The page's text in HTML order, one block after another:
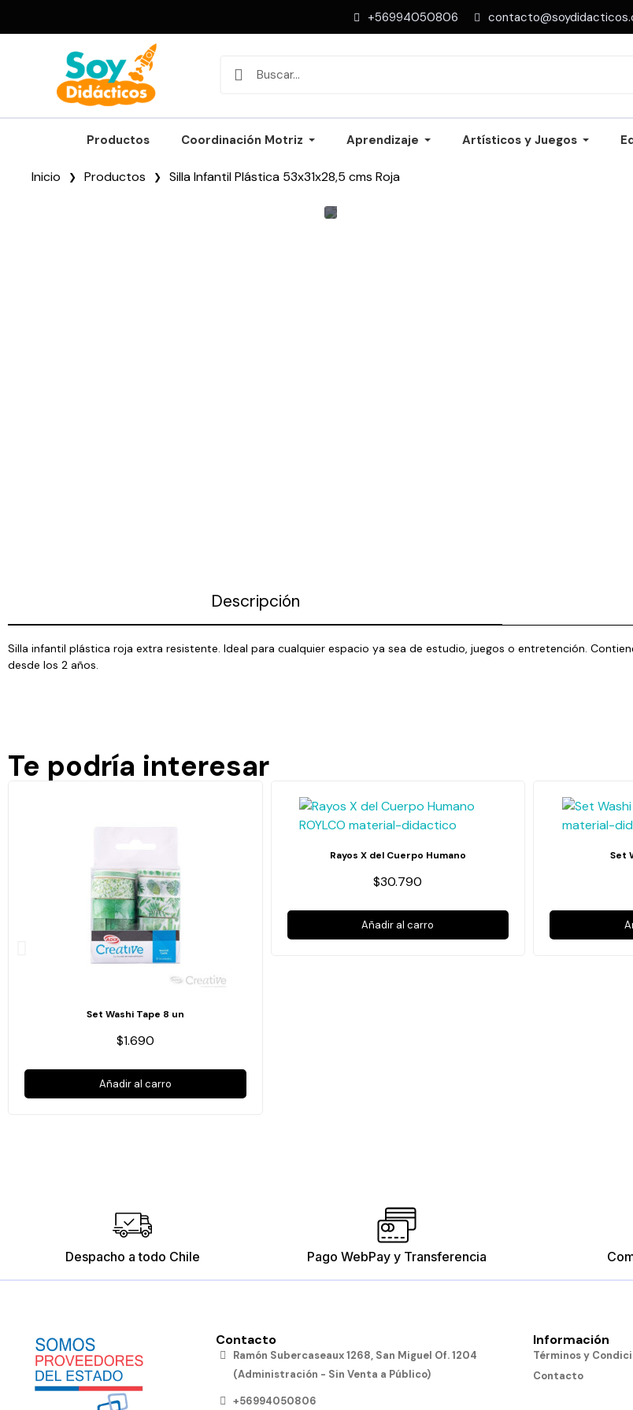
+56994050806
Productos Coordinación Motriz Aprendizaje Artísticos y Juegos
Inicio Productos Silla Infantil Plástica 53x31x28,5 cms Roja
Descripción
Silla infantil plástica roja extra resistente. Ideal para cualquier espacio ya sea de estudio, juegos o entretención.
desde los 2 años.
Te podría interesar
Set Washi Tape 8 un
$1.690
Añadir al carro
Rayos X del Cuerpo Humano
$30.790
Añadir al carro
Set
Rompecabezas de Medios de
Transportes
$12.790
Tubos Conectores
$10.190
Despacho a todo Chile Pago WebPay y Transferencia
Contacto
Ramón Subercaseaux 1268, San Miguel Of. 1204
(Administración - Sin Venta a Público)
+56994050806
Información
Términos y
Contacto